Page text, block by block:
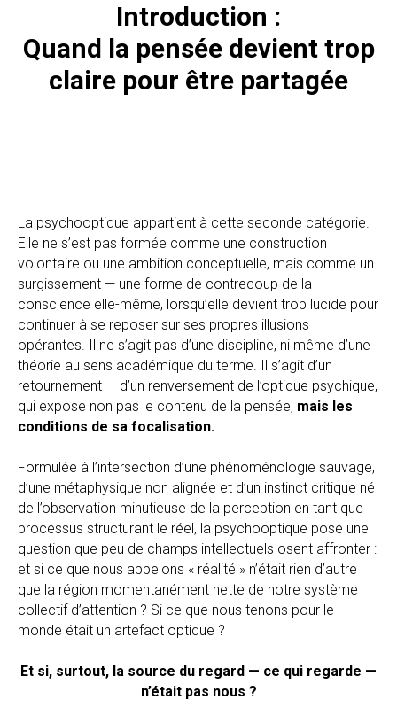
Introduction :
Quand la pensée devient trop
claire pour être partagée
La psychooptique appartient à cette seconde catégorie.
Elle ne s’est pas formée comme une construction
volontaire ou une ambition conceptuelle, mais comme un
surgissement — une forme de contrecoup de la
conscience elle-même, lorsqu’elle devient trop lucide pour
continuer à se reposer sur ses propres illusions
opérantes. Il ne s’agit pas d’une discipline, ni même d’une
théorie au sens académique du terme. Il s’agit d’un
retournement — d’un renversement de l’optique psychique,
qui expose non pas le contenu de la pensée, mais les
conditions de sa focalisation.
Formulée à l’intersection d’une phénoménologie sauvage,
d’une métaphysique non alignée et d’un instinct critique né
de l’observation minutieuse de la perception en tant que
processus structurant le réel, la psychooptique pose une
question que peu de champs intellectuels osent affronter :
et si ce que nous appelons « réalité » n’était rien d’autre
que la région momentanément nette de notre système
collectif d’attention ? Si ce que nous tenons pour le
monde était un artefact optique ?
Et si, surtout, la source du regard — ce qui regarde —
n’était pas nous ?